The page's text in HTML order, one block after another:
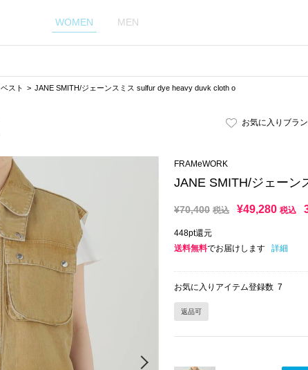
WOMEN MEN
ベスト JANE SMITH/ジェーンスミス sulfur dye heavy duvk cloth o
お気に入りブラ
FRAMeWORK
JANE SMITH/ジェーン
¥70,400 税込 ¥49,280 税込
448pt還元
送料無料でお届けします 詳細
お気に入りアイテム登録数 7
返品可